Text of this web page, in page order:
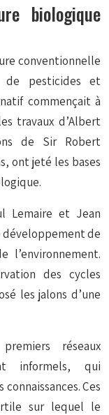
biologique
conventionnelle
de pesticides et
commençait à
travaux d’Albert
de Sir Robert
ont jeté les bases
Lemaire et Jean
développement de
l’environnement.
des cycles
les jalons d’une
réseaux
informels, qui
Ces
sur lequel le